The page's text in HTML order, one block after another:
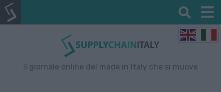
Il giornale online del made in Italy che si muove